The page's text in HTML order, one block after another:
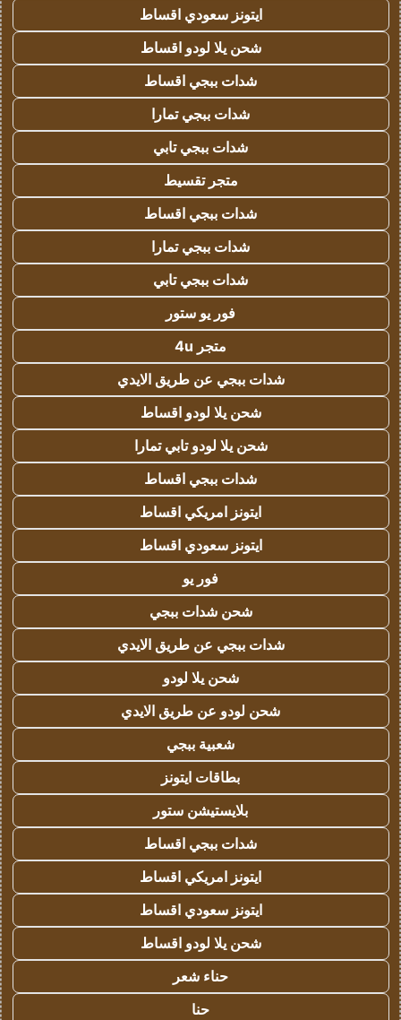
ايتونز سعودي اقساط
شحن يلا لودو اقساط
شدات ببجي اقساط
شدات ببجي تمارا
شدات ببجي تابي
متجر تقسيط
شدات ببجي اقساط
شدات ببجي تمارا
شدات ببجي تابي
فور يو ستور
متجر 4u
شدات ببجي عن طريق الايدي
شحن يلا لودو اقساط
شحن يلا لودو تابي تمارا
شدات ببجي اقساط
ايتونز امريكي اقساط
ايتونز سعودي اقساط
فور يو
شحن شدات ببجي
شدات ببجي عن طريق الايدي
شحن يلا لودو
شحن لودو عن طريق الايدي
شعبية ببجي
بطاقات ايتونز
بلايستيشن ستور
شدات ببجي اقساط
ايتونز امريكي اقساط
ايتونز سعودي اقساط
شحن يلا لودو اقساط
حناء شعر
حنا